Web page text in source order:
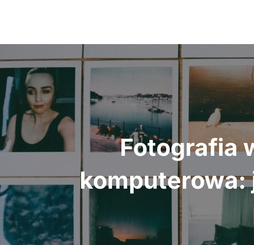
Nawigacja
wpisu
Fotografia
komputerowa: